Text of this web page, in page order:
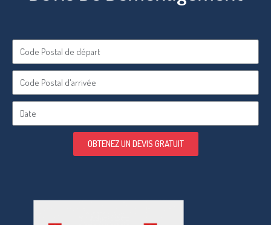
OBTENEZ UN DEVIS GRATUIT